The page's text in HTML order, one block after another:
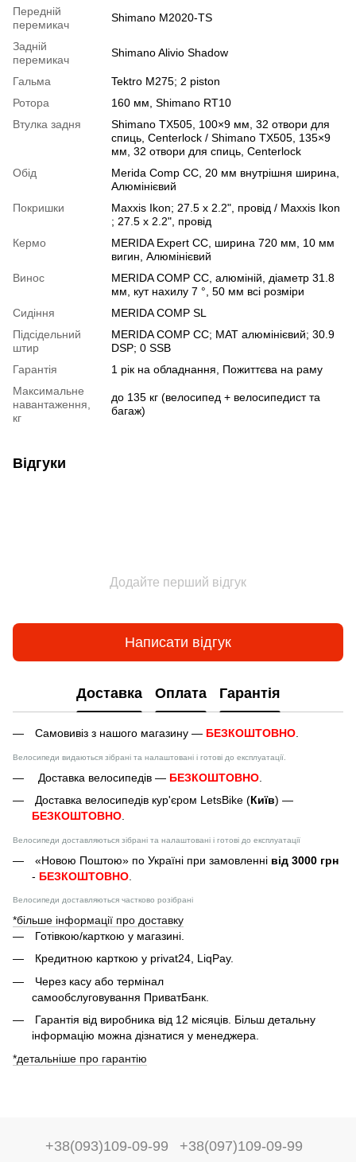
Передній
перемикач
Shimano M2020-TS
Задній
перемикач
Shimano Alivio Shadow
Гальма
Tektro M275; 2 piston
Ротора
160 мм, Shimano RT10
Втулка задня
Shimano TX505, 100×9 мм, 32 отвори для
спиць, Centerlock / Shimano TX505, 135×9
мм, 32 отвори для спиць, Centerlock
Обід
Merida Comp CC, 20 мм внутрішня ширина,
Алюмінієвий
Покришки
Maxxis Ikon; 27.5 x 2.2", провід / Maxxis Ikon
; 27.5 x 2.2", провід
Кермо
MERIDA Expert CC, ширина 720 мм, 10 мм
вигин, Алюмінієвий
Винос
MERIDA COMP CC, алюміній, діаметр 31.8
мм, кут нахилу 7 °, 50 мм всі розміри
Сидіння
MERIDA COMP SL
Підсідельний
штир
MERIDA COMP CC; MAT алюмінієвий; 30.9
DSP; 0 SSB
Гарантія
1 рік на обладнання, Пожиттєва на раму
Максимальне
навантаження,
кг
до 135 кг (велосипед + велосипедист та
багаж)
Відгуки
Додайте перший відгук
Написати відгук
Доставка Оплата Гарантія
Самовивіз з нашого магазину — БЕЗКОШТОВНО.
Велосипеди видаються зібрані та налаштовані і готові до експлуатації.
Доставка велосипедів — БЕЗКОШТОВНО
Доставка велосипедів кур'єром LetsBike (Київ) —
БЕЗКОШТОВНО
Велосипеди доставляються зібрані та налаштовані і готові до експлуатації
«Новою Поштою» по Україні при замовленні від 3000 грн
- БЕЗКОШТОВНО
Велосипеди доставляються частково розібрані
*більше інформації про доставку
Готівкою/карткою у магазині.
Кредитною карткою у privat24, LiqPay.
Через касу або термінал
самообслуговування ПриватБанк.
Гарантія від виробника від 12 місяців. Більш детальну
інформацію можна дізнатися у менеджера.
*детальніше про гарантію
+38(093)109-09-99 +38(097)109-09-99